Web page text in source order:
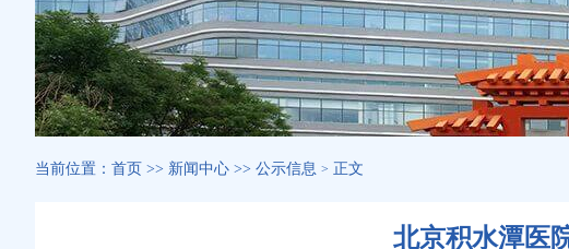
当前位置： 首页 >> 新闻中心 >> 公示信息 > 正文
北京积水潭医